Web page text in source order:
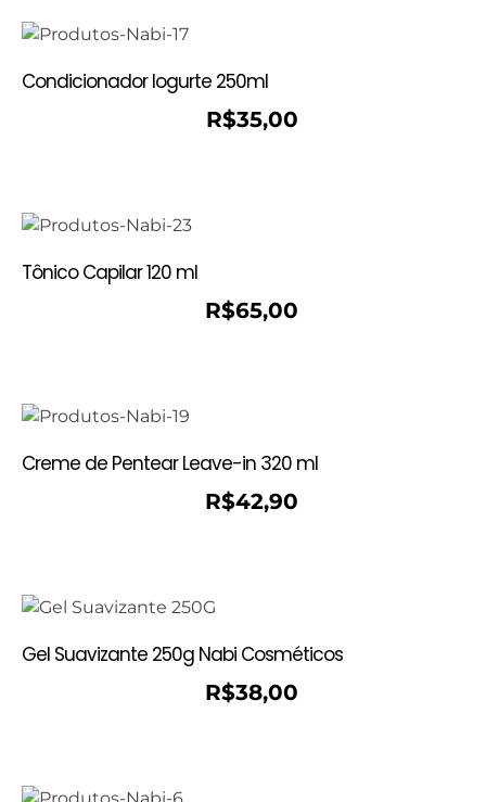
Condicionador Iogurte 250ml
R$35,00
Tônico Capilar 120 ml
R$65,00
Creme de Pentear Leave-in 320 ml
R$42,90
Gel Suavizante 250g Nabi Cosméticos
R$38,00